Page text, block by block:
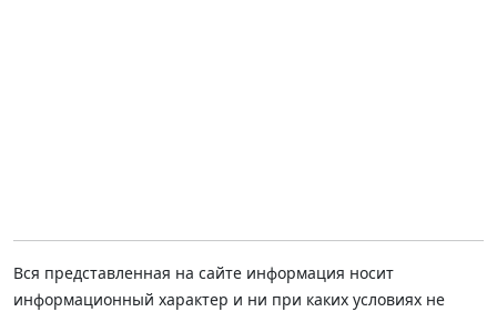
Вся представленная на сайте информация носит
информационный характер и ни при каких условиях не